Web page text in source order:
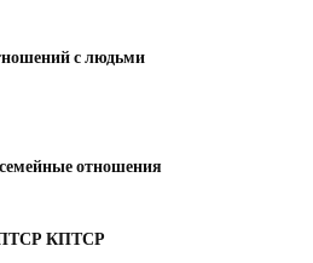
с людьми
отношения
ПТСР КПТСР